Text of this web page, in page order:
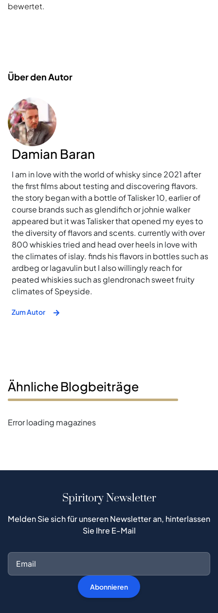
bewertet.
Über den Autor
Damian Baran
I am in love with the world of whisky since 2021 after
the first films about testing and discovering flavors.
the story began with a bottle of Talisker 10, earlier of
course brands such as glendifich or johnie walker
appeared but it was Talisker that opened my eyes to
the diversity of flavors and scents. currently with over
800 whiskies tried and head over heels in love with
the climates of islay. finds his flavors in bottles such as
ardbeg or lagavulin but I also willingly reach for
peated whiskies such as glendronach sweet fruity
climates of Speyside.
Zum Autor
Ähnliche Blogbeiträge
Error loading magazines
Spiritory Newsletter
Melden Sie sich für unseren Newsletter an, hinterlassen
Sie Ihre E-Mail
Abonnieren